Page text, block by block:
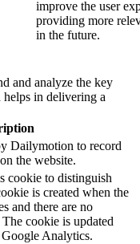
improve the user
providing more
in the future.
and analyze the key
in delivering a
Dailymotion to record
the website.
cookie to distinguish
is created when the
and there are no
cookie is updated
Analytics.